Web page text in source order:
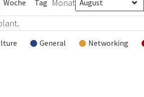
Woche Tag Monat
General Networking